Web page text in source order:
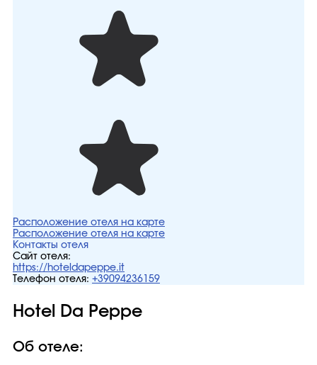
Расположение отеля на карте
Расположение отеля на карте
Контакты отеля
Сайт отеля:
https://hoteldapeppe.it
Телефон отеля: +39094236159
Hotel Da Peppe
Об отеле: